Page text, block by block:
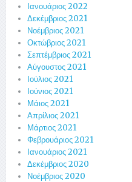
Ιανουάριος 2022
Δεκέμβριος 2021
Νοέμβριος 2021
Οκτώβριος 2021
Σεπτέμβριος 2021
Αύγουστος 2021
Ιούλιος 2021
Ιούνιος 2021
Μάιος 2021
Απρίλιος 2021
Μάρτιος 2021
Φεβρουάριος 2021
Ιανουάριος 2021
Δεκέμβριος 2020
Νοέμβριος 2020